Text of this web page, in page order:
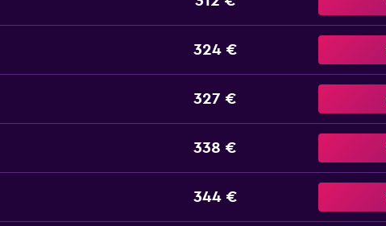
324 €
327 €
338 €
344 €